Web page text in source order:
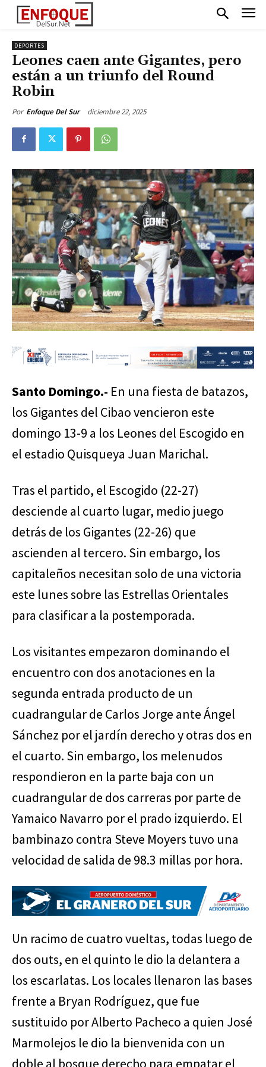
DEPORTES
Leones caen ante Gigantes, pero
están a un triunfo del Round
Robin
Por Enfoque Del Sur diciembre 22, 2025
Santo Domingo.- En una fiesta de batazos,
los Gigantes del Cibao vencieron este
domingo 13-9 a los Leones del Escogido en
el estadio Quisqueya Juan Marichal.
Tras el partido, el Escogido (22-27)
desciende al cuarto lugar, medio juego
detrás de los Gigantes (22-26) que
ascienden al tercero. Sin embargo, los
capitaleños necesitan solo de una victoria
este lunes sobre las Estrellas Orientales
para clasificar a la postemporada.
Los visitantes empezaron dominando el
encuentro con dos anotaciones en la
segunda entrada producto de un
cuadrangular de Carlos Jorge ante Ángel
Sánchez por el jardín derecho y otras dos en
el cuarto. Sin embargo, los melenudos
respondieron en la parte baja con un
cuadrangular de dos carreras por parte de
Yamaico Navarro por el prado izquierdo. El
bambinazo contra Steve Moyers tuvo una
velocidad de salida de 98.3 millas por hora.
Un racimo de cuatro vueltas, todas luego de
dos outs, en el quinto le dio la delantera a
los escarlatas. Los locales llenaron las bases
frente a Bryan Rodríguez, que fue
sustituido por Alberto Pacheco a quien José
Marmolejos le dio la bienvenida con un